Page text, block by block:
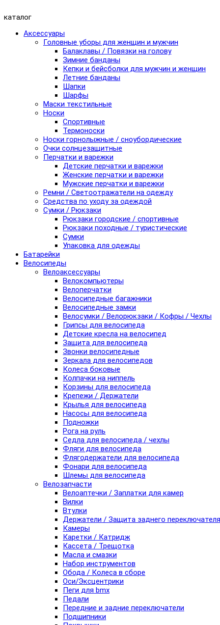
каталог
Аксессуары
Головные уборы для женщин и мужчин
Балаклавы / Повязки на голову
Зимние банданы
Кепки и бейсболки для мужчин и женщин
Летние банданы
Шапки
Шарфы
Маски текстильные
Носки
Спортивные
Термоноски
Носки горнолыжные / сноубордические
Очки солнцезащитные
Перчатки и варежки
Детские перчатки и варежки
Женские перчатки и варежки
Мужские перчатки и варежки
Ремни / Светоотражатели на одежду
Средства по уходу за одеждой
Сумки / Рюкзаки
Рюкзаки городские / спортивные
Рюкзаки походные / туристические
Сумки
Упаковка для одежды
Батарейки
Велосипеды
Велоаксессуары
Велокомпьютеры
Велоперчатки
Велосипедные багажники
Велосипедные замки
Велосумки / Велорюкзаки / Кофры / Чехлы
Грипсы для велосипеда
Детские кресла на велосипед
Защита для велосипеда
Звонки велосипедные
Зеркала для велосипедов
Колеса боковые
Колпачки на ниппель
Корзины для велосипеда
Крепежи / Держатели
Крылья для велосипеда
Насосы для велосипеда
Подножки
Рога на руль
Седла для велосипеда / чехлы
Фляги для велосипеда
Флягодержатели для велосипеда
Фонари для велосипеда
Шлемы для велосипеда
Велозапчасти
Велоаптечки / Заплатки для камер
Вилки
Втулки
Держатели / Защита заднего переключателя
Камеры
Каретки / Катридж
Кассета / Трещотка
Масла и смазки
Набор инструментов
Обода / Колеса в сборе
Оси/Эксцентрики
Пеги для bmx
Педали
Передние и задние переключатели
Подшипники